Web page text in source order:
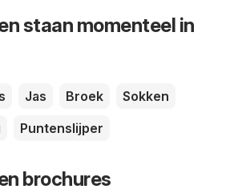
staan momenteel in
Jas Broek
Sokken
Puntenslijper
brochures